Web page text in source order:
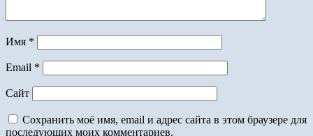
Имя *
Email *
Сайт
Сохранить моё имя, email и адрес сайта в этом браузере для
последующих моих комментариев.